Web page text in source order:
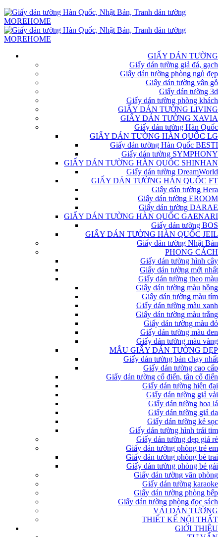
GIẤY DÁN TƯỜNG
Giấy dán tường giả đá, gạch
Giấy dán tường phòng ngủ đẹp
Giấy dán tường vân gỗ
Giấy dán tường 3d
Giấy dán tường phòng khách
GIẤY DÁN TƯỜNG LIVING
GIẤY DÁN TƯỜNG XAVIA
Giấy dán tường Hàn Quốc
GIẤY DÁN TƯỜNG HÀN QUỐC LG
Giấy dán tường Hàn Quốc BESTI
Giấy dán tường SYMPHONY
GIẤY DÁN TƯỜNG HÀN QUỐC SHINHAN
Giấy dán tường DreamWorld
GIẤY DÁN TƯỜNG HÀN QUỐC FT
Giấy dán tường Hera
Giấy dán tường EROOM
Giấy dán tường DARAE
GIẤY DÁN TƯỜNG HÀN QUỐC GAENARI
Giấy dán tường BOS
GIẤY DÁN TƯỜNG HÀN QUỐC JEIL
Giấy dán tường Nhật Bản
PHONG CÁCH
Giấy dán tường hình cây
Giấy dán tường mới nhất
Giấy dán tường theo màu
Giấy dán tường màu hồng
Giấy dán tường màu tím
Giấy dán tường màu xanh
Giấy dán tường màu trắng
Giấy dán tường màu đỏ
Giấy dán tường màu đen
Giấy dán tường màu vàng
MẪU GIẤY DÁN TƯỜNG ĐẸP
Giấy dán tường bán chạy nhất
Giấy dán tường cao cấp
Giấy dán tường cổ điển, tân cổ điển
Giấy dán tường hiện đại
Giấy dán tường giả vải
Giấy dán tường hoa lá
Giấy dán tường giả da
Giấy dán tường kẻ sọc
Giấy dán tường hình trái tim
Giấy dán tường đẹp giá rẻ
Giấy dán tường phòng trẻ em
Giấy dán tường phòng bé trai
Giấy dán tường phòng bé gái
Giấy dán tường văn phòng
Giấy dán tường karaoke
Giấy dán tường phòng bếp
Giấy dán tường phòng đọc sách
VẢI DÁN TƯỜNG
THIẾT KẾ NỘI THẤT
GIỚI THIỆU